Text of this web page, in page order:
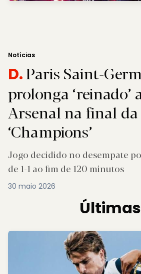
Notícias
D.Paris Saint-
prolonga ‘reinado’
Arsenal na final da
‘Champions’
Jogo decidido no desempate
de 1-1 ao fim de 120 minutos
30 maio 2026